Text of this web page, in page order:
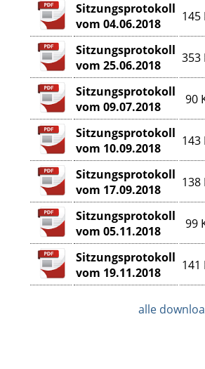
Sitzungsprotokoll
vom 04.06.2018
145
Sitzungsprotokoll
vom 25.06.2018
353
Sitzungsprotokoll
vom 09.07.2018
90
Sitzungsprotokoll
vom 10.09.2018
143
Sitzungsprotokoll
vom 17.09.2018
138
Sitzungsprotokoll
vom 05.11.2018
99
Sitzungsprotokoll
vom 19.11.2018
141
alle